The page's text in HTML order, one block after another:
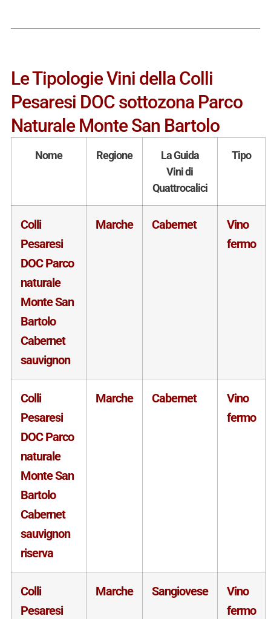
Le Tipologie Vini della Colli
Pesaresi DOC sottozona Parco
Naturale Monte San Bartolo
Nome Regione
La Guida
Vini di
Quattrocalici
Tipo
Colli
Pesaresi
DOC Parco
naturale
Monte San
Bartolo
Cabernet
sauvignon
Marche Cabernet
Vino
fermo
Colli
Pesaresi
DOC Parco
naturale
Monte San
Bartolo
Cabernet
sauvignon
riserva
Marche Cabernet
Vino
fermo
Colli
Pesaresi
Marche Sangiovese
Vino
fermo